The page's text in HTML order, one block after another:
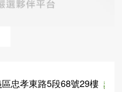
忠孝東路5段68號29樓